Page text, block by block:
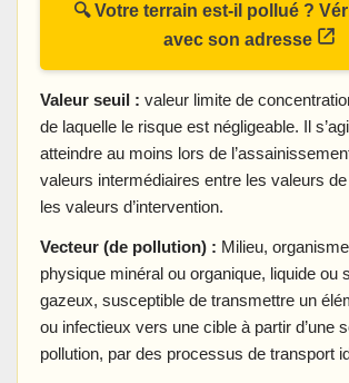
🔍 Votre terrain est-il pollué ?
avec son adresse
Valeur seuil : valeur limite de
de laquelle le risque est négligeable. Il
atteindre au moins lors de
valeurs intermédiaires entre les valeurs
les valeurs d’intervention.
Vecteur (de pollution) : Milieu,
physique minéral ou organique, liquide ou
gazeux, susceptible de transmettre un
ou infectieux vers une cible à partir d’une
pollution, par des processus de transport